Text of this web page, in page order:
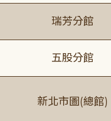
瑞芳分館
五股分館
新北市圖(總館)